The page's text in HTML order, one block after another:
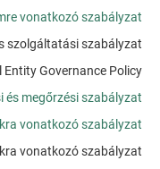
vonatkozó szabályzat
szolgáltatási szabályzat
Entity Governance Policy
és megőrzési szabályzat
vonatkozó szabályzat
vonatkozó szabályzat